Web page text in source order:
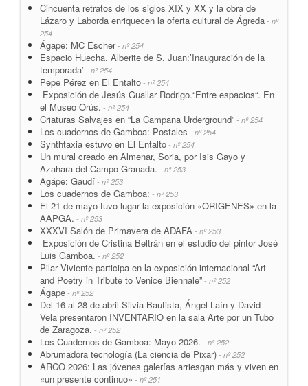
Cincuenta retratos de los siglos XIX y XX y la obra de
Lázaro y Laborda enriquecen la oferta cultural de Ágreda - nº
254
Ágape: MC Escher- nº 254
Espacio Huecha. Alberite de S. Juan:’Inauguración de la
temporada’ - nº 254
Pepe Pérez en El Entalto - nº 254
Exposición de Jesús Guallar Rodrigo.“Entre espacios“. En
el Museo Orús. - nº 254
Criaturas Salvajes en “La Campana Urderground” - nº 254
Los cuadernos de Gamboa: Postales - nº 254
Synthtaxia estuvo en El Entalto - nº 254
Un mural creado en Almenar, Soria, por Isis Gayo y
Azahara del Campo Granada. - nº 253
Agápe: Gaudí - nº 253
Los cuadernos de Gamboa: - nº 253
El 21 de mayo tuvo lugar la exposición «ORIGENES» en la
AAPGA. - nº 253
XXXVI Salón de Primavera de ADAFA - nº 253
Exposición de Cristina Beltrán en el estudio del pintor José
Luis Gamboa. - nº 252
Pilar Viviente participa en la exposición internacional “Art
and Poetry in Tribute to Venice Biennale” - nº 252
Ágape - nº 252
Del 16 al 28 de abril Silvia Bautista, Ángel Laín y David
Vela presentaron INVENTARIO en la sala Arte por un Tubo
de Zaragoza. - nº 252
Los Cuadernos de Gamboa: Mayo 2026. - nº 252
Abrumadora tecnología (La ciencia de Pixar) - nº 252
ARCO 2026: Las jóvenes galerías arriesgan más y viven en
«un presente continuo» - nº 251